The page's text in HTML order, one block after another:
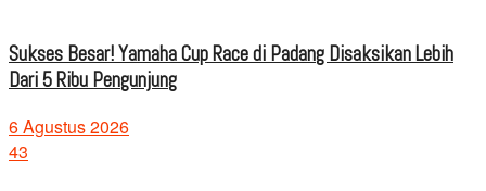
Sukses Besar! Yamaha Cup Race di Padang Disaksikan Lebih
Dari 5 Ribu Pengunjung
6 Agustus 2026
43